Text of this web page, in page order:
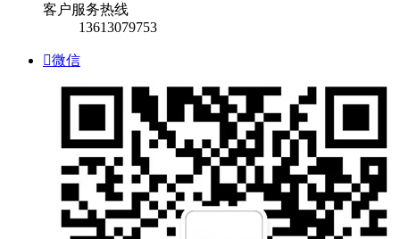
客户服务热线
13613079753
微信